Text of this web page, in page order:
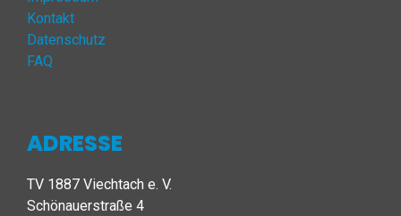
Kontakt
Datenschutz
FAQ
ADRESSE
TV 1887 Viechtach e. V.
Schönauerstraße 4